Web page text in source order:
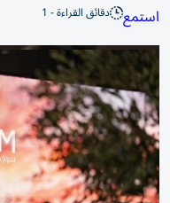
استمع دقائق القراءة - 1